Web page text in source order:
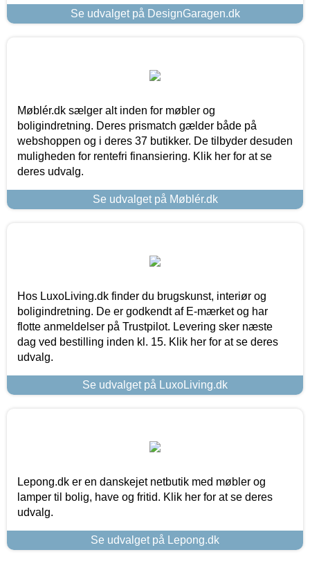
Se udvalget på DesignGaragen.dk
Møblér.dk sælger alt inden for møbler og
boligindretning. Deres prismatch gælder både på
webshoppen og i deres 37 butikker. De tilbyder desuden
muligheden for rentefri finansiering. Klik her for at se
deres udvalg.
Se udvalget på Møblér.dk
Hos LuxoLiving.dk finder du brugskunst, interiør og
boligindretning. De er godkendt af E-mærket og har
flotte anmeldelser på Trustpilot. Levering sker næste
dag ved bestilling inden kl. 15. Klik her for at se deres
udvalg.
Se udvalget på LuxoLiving.dk
Lepong.dk er en danskejet netbutik med møbler og
lamper til bolig, have og fritid. Klik her for at se deres
udvalg.
Se udvalget på Lepong.dk